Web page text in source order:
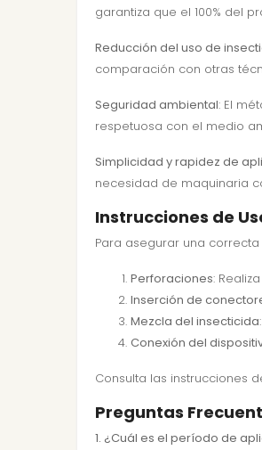
garantiza que el 100% del
Reducción del uso de
comparación con otras
Seguridad ambiental: El
respetuosa con el medio
Simplicidad y rapidez de
necesidad de maquinaria
Instrucciones de
Para asegurar una
Perforaciones:
Inserción de
Mezcla del insecticida
Conexión del
Consulta las instrucciones
Preguntas
1. ¿Cuál es el período de